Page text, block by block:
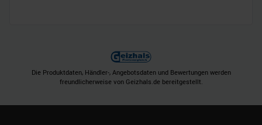
Die Produktdaten, Händler-, Angebotsdaten und Bewertungen werden
freundlicherweise von Geizhals.de bereitgestellt.